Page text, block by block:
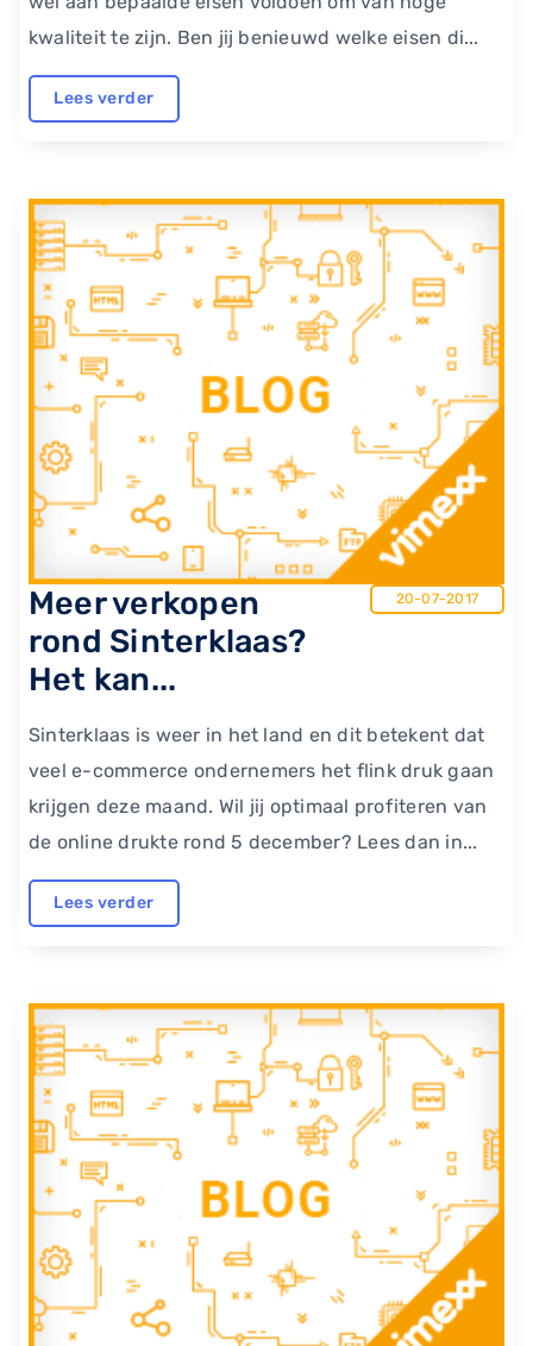
kwaliteit te zijn. Ben jij benieuwd welke eisen di...
Lees verder
Meer verkopen
rond Sinterklaas?
Het kan...
20-07-2017
Sinterklaas is weer in het land en dit betekent dat
veel e-commerce ondernemers het flink druk gaan
krijgen deze maand. Wil jij optimaal profiteren van
de online drukte rond 5 december? Lees dan in...
Lees verder